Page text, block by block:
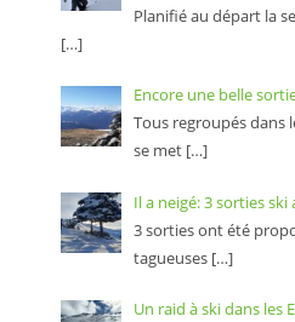
Planifié au départ la
[…]
Encore une belle
Tous regroupés dans
se met […]
Il a neigé: 3 sorties
3 sorties ont été
tagueuses […]
Un raid à ski dans les